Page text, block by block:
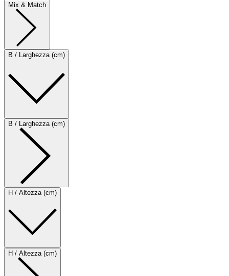
Mix & Match
B / Larghezza (cm)
B / Larghezza (cm)
H / Altezza (cm)
H / Altezza (cm)